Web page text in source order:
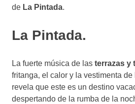
de La Pintada.
La Pintada.
La fuerte música de las terrazas y
fritanga, el calor y la vestimenta
revela que este es un destino
despertando de la rumba de la